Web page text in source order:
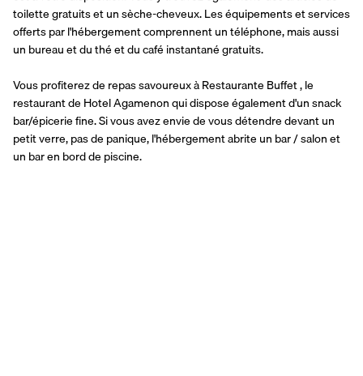
toilette gratuits et un sèche-cheveux. Les équipements et services
offerts par l'hébergement comprennent un téléphone, mais aussi
un bureau et du thé et du café instantané gratuits.
Vous profiterez de repas savoureux à Restaurante Buffet , le
restaurant de Hotel Agamenon qui dispose également d'un snack
bar/épicerie fine. Si vous avez envie de vous détendre devant un
petit verre, pas de panique, l'hébergement abrite un bar / salon et
un bar en bord de piscine.